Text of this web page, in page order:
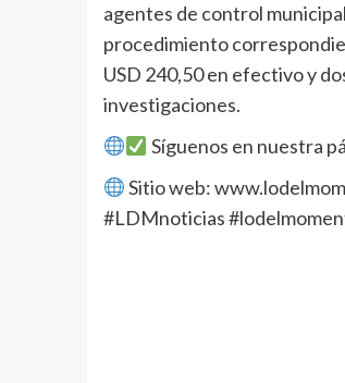
agentes de control
procedimiento
USD 240,50 en efectivo y
investigaciones.
Síguenos en nuestra
Sitio web:
#LDMnoticias